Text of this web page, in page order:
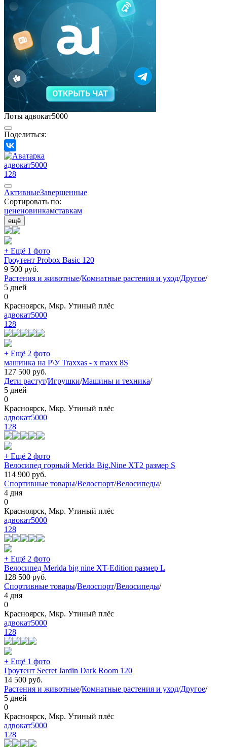
Лоты адвокат5000
Поделиться:
адвокат5000
128
АктивныеЗавершенные
Сортировать по:
цененовинкамставкам
ещё
+ Ещё 1 фото
Гроутент Probox Basic 120
9 500 руб.
Растения и животные/Комнатные растения и уход/Другое/
5 дней
0
Красноярск, Мкр. Утиный плёс
адвокат5000
128
+ Ещё 2 фото
машинка на Р\У Traxxas - x maxx 8S
127 500 руб.
Дети растут/Игрушки/Машины и техника/
5 дней
0
Красноярск, Мкр. Утиный плёс
адвокат5000
128
+ Ещё 2 фото
Велосипед горный Merida Big.Nine XT2 размер S
114 900 руб.
Спортивные товары/Велоспорт/Велосипеды/
4 дня
0
Красноярск, Мкр. Утиный плёс
адвокат5000
128
+ Ещё 2 фото
Велосипед Merida big nine XT-Edition размер L
128 500 руб.
Спортивные товары/Велоспорт/Велосипеды/
4 дня
0
Красноярск, Мкр. Утиный плёс
адвокат5000
128
+ Ещё 1 фото
Гроутент Secret Jardin Dark Room 120
14 500 руб.
Растения и животные/Комнатные растения и уход/Другое/
5 дней
0
Красноярск, Мкр. Утиный плёс
адвокат5000
128